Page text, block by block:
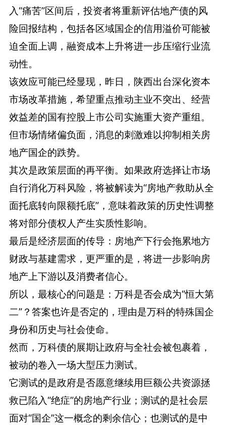
入“痛苦”区间后，投资者将重新评估地产债的风
险回报结构，包括各区域国企的信用溢价可能被
迫全面上调，融资成本上升将进一步压缩行业流
动性。
该效应可能已经显现，昨日，陕西出台深化资本
市场改革措施，希望重点推动主业不突出、经营
效益差的国有控股上市公司实施‌重大资产重组‌。
但市场情绪偏负面，消息的刺激难以抑制相关房
地产国企的跌势。
其次是政策层面的再平衡。如果政府选择让市场
自行消化万科风险，将被解读为“房地产救助从全
面托底转向限额托底”，意味着政策的历史性调整
将对部分债权人产生实质性影响。
最后是经济层面的传导：房地产下行会拖累地方
财政与基建需求，更严重的是，将进一步影响房
地产上下游以及消费者信心。
所以，最核心的问题是：万科是否会成为“恒大第
二”？答案也许是否定的，理由是万科的特殊国企
身份和历史与社会使命。
然而，万科债的展期让政府与全社会被包裹着，
被动的卷入一场大型压力测试。
它测试的是政府是否愿意继续用巨额公共资源拯
救已陷入“绝症”的房地产行业；测试的是社会层
面对“国企”这一概念的剩余信心；也测试的是中